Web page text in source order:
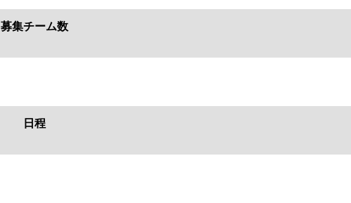
募集チーム数
日程